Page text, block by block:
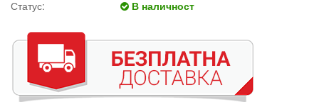
Статус:
В наличност